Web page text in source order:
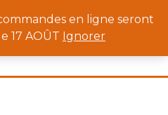
en ligne seront
17 AOÛT Ignorer